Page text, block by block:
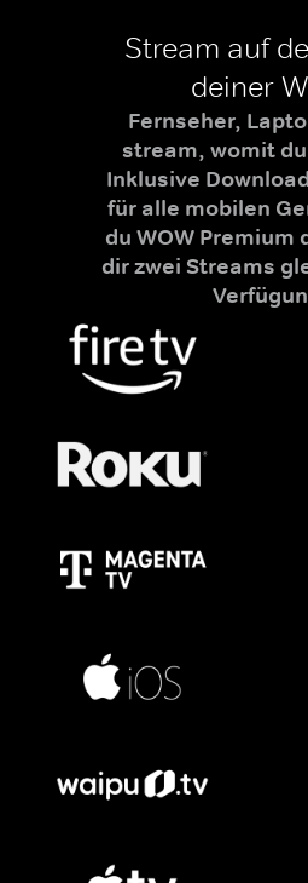
Stream auf
deiner
Fernseher,
stream, womit
Inklusive
für alle mobilen
du WOW Premium
dir zwei Streams